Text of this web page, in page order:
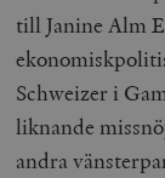
till Janine Alm
Schweizer i
liknande
andra